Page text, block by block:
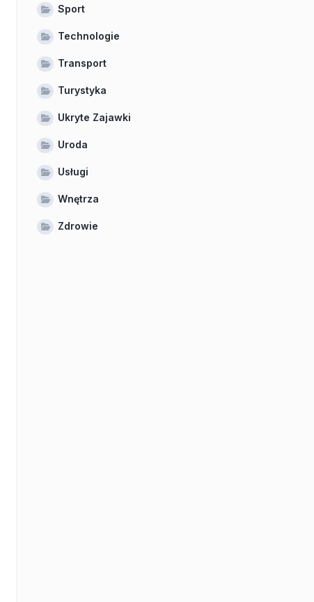
Sport
Technologie
Transport
Turystyka
Ukryte Zajawki
Uroda
Usługi
Wnętrza
Zdrowie